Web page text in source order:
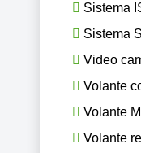
Sistema
Sistema
Video
Volante
Volante
Volante